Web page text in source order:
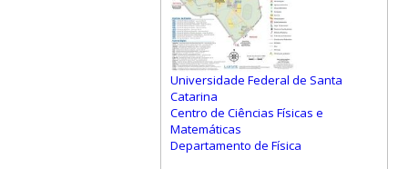
Universidade Federal de Santa
Catarina
Centro de Ciências Físicas e
Matemáticas
Departamento de Física